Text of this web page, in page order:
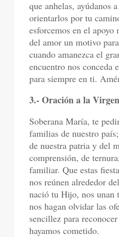
que anhelas, ayúdanos
orientarlos por tu
esforcemos en el apoyo
del amor un motivo
cuando amanezca el
encuentro nos conceda
para siempre en ti.
3.- Oración a la Virgen
Soberana María, te
familias de nuestro
de nuestra patria y del
comprensión, de
familiar. Que estas
nos reúnen alrededor
nació tu Hijo, nos unan
nos hagan olvidar las
sencillez para
hayamos cometido.